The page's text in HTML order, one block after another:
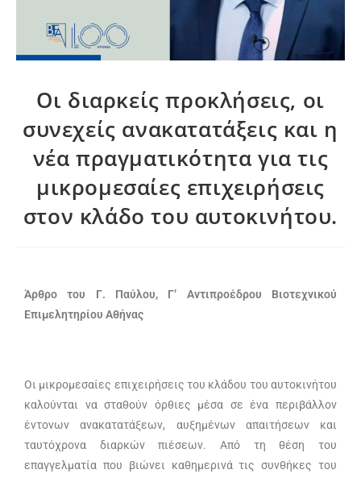
Οι διαρκείς προκλήσεις, οι
συνεχείς ανακατατάξεις και η
νέα πραγματικότητα για τις
μικρομεσαίες επιχειρήσεις
στον κλάδο του αυτοκινήτου.
Άρθρο του Γ. Παύλου, Γ’ Αντιπροέδρου Βιοτεχνικού
Επιμελητηρίου Αθήνας
Οι μικρομεσαίες επιχειρήσεις του κλάδου του αυτοκινήτου
καλούνται να σταθούν όρθιες μέσα σε ένα περιβάλλον
έντονων ανακατατάξεων, αυξημένων απαιτήσεων και
ταυτόχρονα διαρκών πιέσεων. Από τη θέση του
επαγγελματία που βιώνει καθημερινά τις συνθήκες του